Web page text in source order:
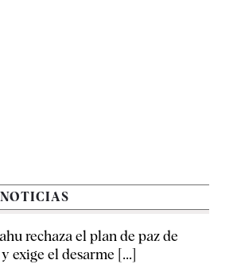
rechaza el plan de paz de
exige el desarme [...]